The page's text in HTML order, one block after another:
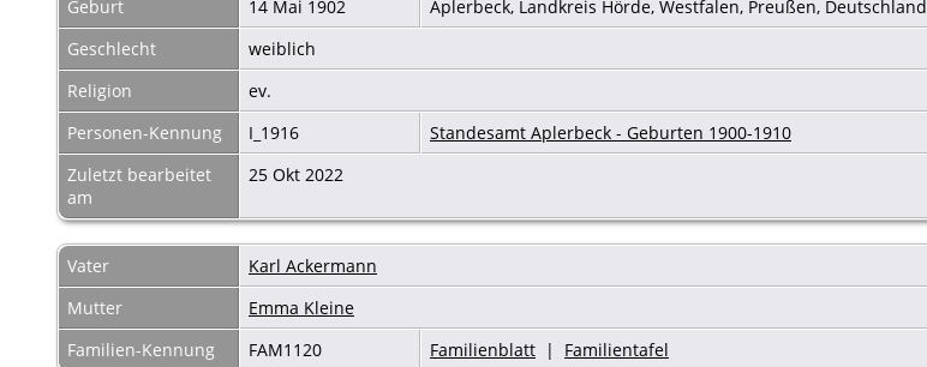
Geburt
14 Mai 1902
Aplerbeck, Landkreis Hörde, Westfalen, Preußen, Deutschland
Geschlecht
weiblich
Religion
ev.
Personen-Kennung
I_1916
Standesamt Aplerbeck - Geburten 1900-1910
Zuletzt bearbeitet
am
25 Okt 2022
Vater
Karl Ackermann
Mutter
Emma Kleine
Familien-Kennung
FAM1120 Familienblatt | Familientafel